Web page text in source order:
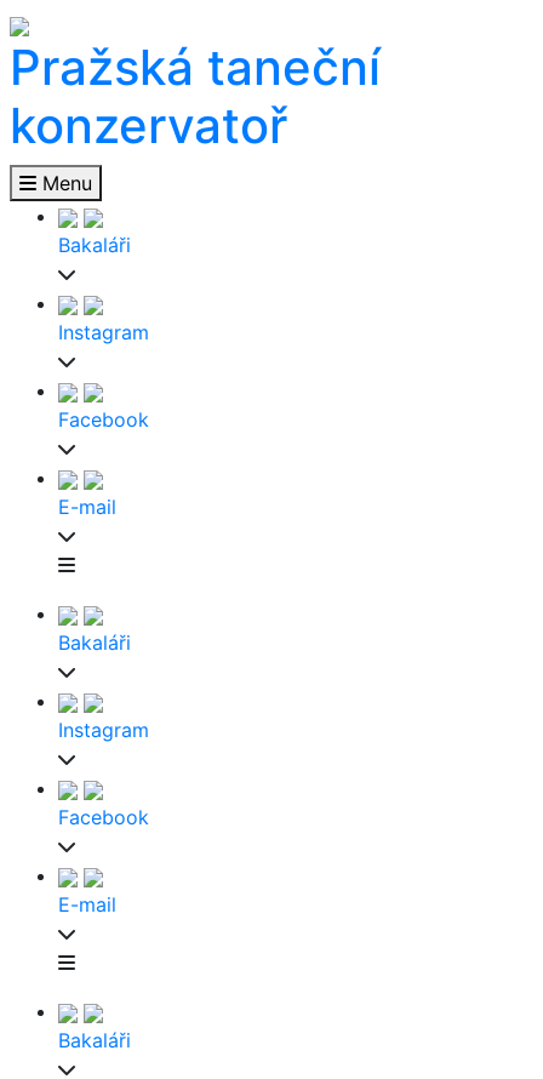
Pražská taneční
konzervatoř
Menu
Bakaláři
Instagram
Facebook
E-mail
Bakaláři
Instagram
Facebook
E-mail
Bakaláři